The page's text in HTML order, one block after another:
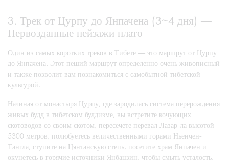
3. Трек от Цурпу до Янпачена (3~4 дня) —
Первозданные пейзажи плато
Один из самых коротких треков в Тибете — это маршрут от Цурпу
до Янпачена. Этот пеший маршрут определенно очень живописный
и также позволит вам познакомиться с самобытной тибетской
культурой.
Начиная от монастыря Цурпу, где зародилась система перерождения
живых будд в тибетском буддизме, вы встретите кочующих
скотоводов со своим скотом, пересечете перевал Лазар-ла высотой
5300 метров, полюбуетесь величественными горами Ньенчен-
Тангла, ступите на Цянтанскую степь, посетите храм Янпачен и
окунетесь в горячие источники Янбацзин, чтобы смыть усталость.